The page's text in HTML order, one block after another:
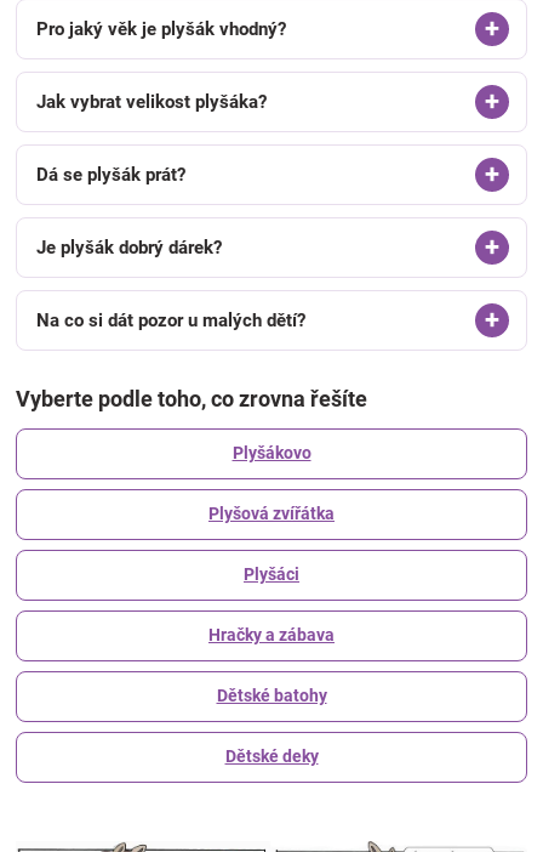
Pro jaký věk je plyšák vhodný?
Jak vybrat velikost plyšáka?
Dá se plyšák prát?
Je plyšák dobrý dárek?
Na co si dát pozor u malých dětí?
Vyberte podle toho, co zrovna řešíte
Plyšákovo
Plyšová zvířátka
Plyšáci
Hračky a zábava
Dětské batohy
Dětské deky